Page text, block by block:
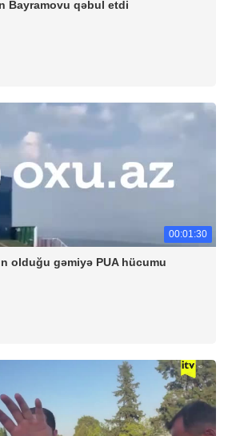
Bayramovu qəbul etdi
00:01:30
olduğu gəmiyə PUA hücumu